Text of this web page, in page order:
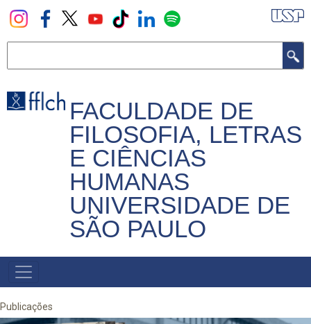
Pular
para
principal
FACULDADE DE
FILOSOFIA, LETRAS
E CIÊNCIAS
HUMANAS
UNIVERSIDADE DE
SÃO PAULO
NAVEGADOR
PRINCIPAL
Publicações